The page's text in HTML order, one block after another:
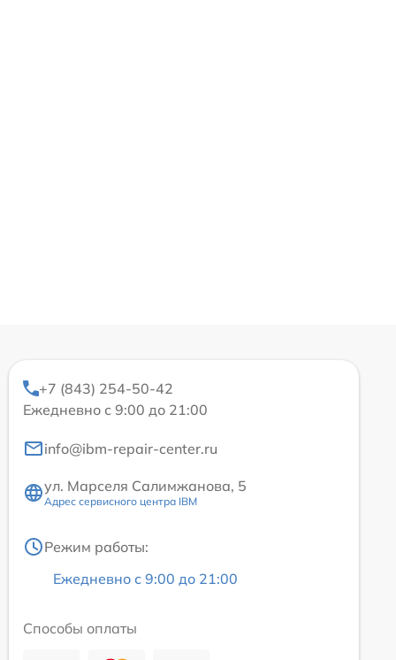
+7 (843) 254-50-42
Ежедневно с 9:00 до 21:00
info@ibm-repair-center.ru
ул. Марселя Салимжанова, 5
Адрес сервисного центра IBM
Режим работы:
Ежедневно с 9:00 до 21:00
Способы оплаты